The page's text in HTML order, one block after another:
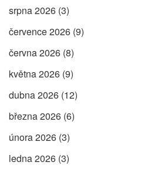
srpna 2026 (3)
července 2026 (9)
června 2026 (8)
května 2026 (9)
dubna 2026 (12)
března 2026 (6)
února 2026 (3)
ledna 2026 (3)